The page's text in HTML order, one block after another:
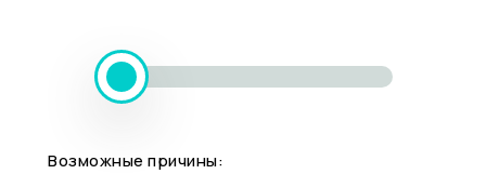
Возможные причины: